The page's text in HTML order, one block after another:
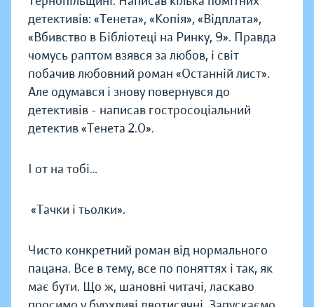
детективів: «Тенета», «Копія», «Відплата»,
«Вбивство в Бібліотеці на Ринку, 9». Правда
чомусь раптом взявся за любов, і світ
побачив любовний роман «Останній лист».
Але одумався і знову повернувся до
детективів - написав гостросоціальний
детектив «Тенета 2.0».
І от на тобі…
«Тачки і тьолки».
Чисто конкретний роман від нормального
пацана. Все в тему, все по поняттях і так, як
має бути. Що ж, шановні читачі, ласкаво